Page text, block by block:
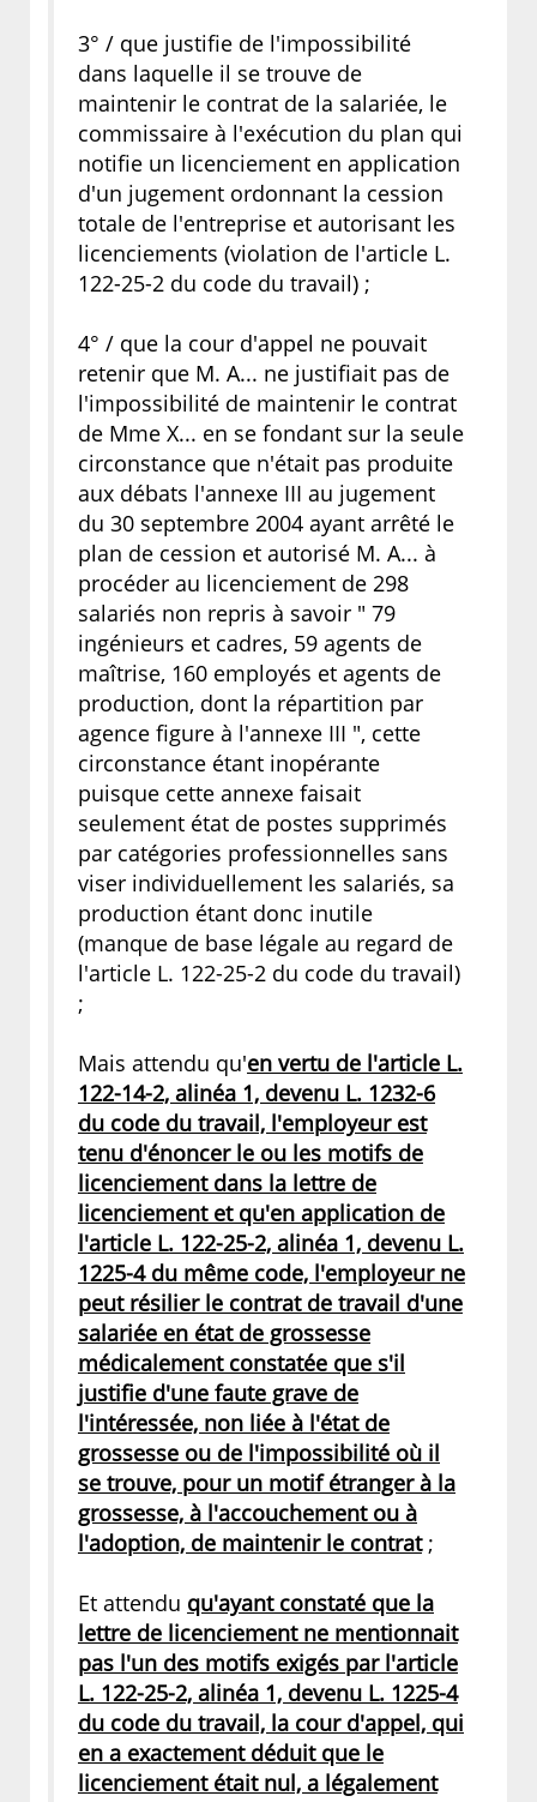
3° / que justifie de l'impossibilité
dans laquelle il se trouve de
maintenir le contrat de la salariée, le
commissaire à l'exécution du plan qui
notifie un licenciement en application
d'un jugement ordonnant la cession
totale de l'entreprise et autorisant les
licenciements (violation de l'article L.
122-25-2 du code du travail) ;
4° / que la cour d'appel ne pouvait
retenir que M. A... ne justifiait pas de
l'impossibilité de maintenir le contrat
de Mme X... en se fondant sur la seule
circonstance que n'était pas produite
aux débats l'annexe III au jugement
du 30 septembre 2004 ayant arrêté le
plan de cession et autorisé M. A... à
procéder au licenciement de 298
salariés non repris à savoir " 79
ingénieurs et cadres, 59 agents de
maîtrise, 160 employés et agents de
production, dont la répartition par
agence figure à l'annexe III ", cette
circonstance étant inopérante
puisque cette annexe faisait
seulement état de postes supprimés
par catégories professionnelles sans
viser individuellement les salariés, sa
production étant donc inutile
(manque de base légale au regard de
l'article L. 122-25-2 du code du travail)
;
Mais attendu qu'en vertu de l'article L.
122-14-2, alinéa 1, devenu L. 1232-6
du code du travail, l'employeur est
tenu d'énoncer le ou les motifs de
licenciement dans la lettre de
licenciement et qu'en application de
l'article L. 122-25-2, alinéa 1, devenu L.
1225-4 du même code, l'employeur ne
peut résilier le contrat de travail d'une
salariée en état de grossesse
médicalement constatée que s'il
justifie d'une faute grave de
l'intéressée, non liée à l'état de
grossesse ou de l'impossibilité où il
se trouve, pour un motif étranger à la
grossesse, à l'accouchement ou à
l'adoption, de maintenir le contrat;
Et attendu qu'ayant constaté que la
lettre de licenciement ne mentionnait
pas l'un des motifs exigés par l'article
L. 122-25-2, alinéa 1, devenu L. 1225-4
du code du travail, la cour d'appel, qui
en a exactement déduit que le
licenciement était nul, a légalement